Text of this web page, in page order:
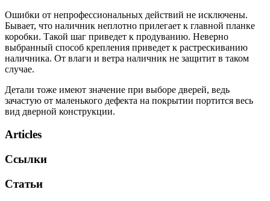
Ошибки от непрофессиональных действий не исключены.
Бывает, что наличник неплотно прилегает к главной планке
коробки. Такой шаг приведет к продуванию. Неверно
выбранный способ крепления приведет к растрескиванию
наличника. От влаги и ветра наличник не защитит в таком
случае.
Детали тоже имеют значение при выборе дверей, ведь
зачастую от маленького дефекта на покрытии портится весь
вид дверной конструкции.
Articles
Ссылки
Статьи